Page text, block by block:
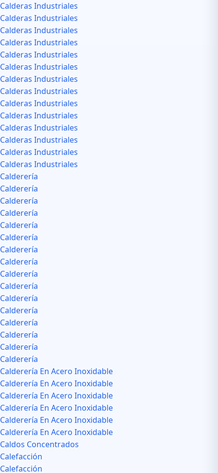
Calderas Industriales
Calderas Industriales
Calderas Industriales
Calderas Industriales
Calderas Industriales
Calderas Industriales
Calderas Industriales
Calderas Industriales
Calderas Industriales
Calderas Industriales
Calderas Industriales
Calderas Industriales
Calderas Industriales
Calderas Industriales
Calderería
Calderería
Calderería
Calderería
Calderería
Calderería
Calderería
Calderería
Calderería
Calderería
Calderería
Calderería
Calderería
Calderería
Calderería
Calderería
Calderería En Acero Inoxidable
Calderería En Acero Inoxidable
Calderería En Acero Inoxidable
Calderería En Acero Inoxidable
Calderería En Acero Inoxidable
Calderería En Acero Inoxidable
Caldos Concentrados
Calefacción
Calefacción